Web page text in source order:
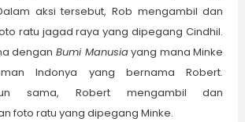
aksi tersebut, Rob mengambil dan
ratu jagad raya yang dipegang Cindhil.
dengan Bumi Manusiayang mana Minke
Indonya yang bernama Robert.
sama, Robert mengambil dan
foto ratu yang dipegang Minke.